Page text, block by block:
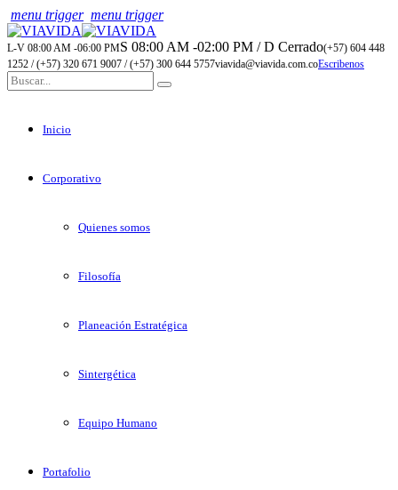
menu trigger menu trigger
L-V 08:00 AM -06:00 PMS 08:00 AM -02:00 PM / D Cerrado(+57) 604 448
1252 / (+57) 320 671 9007 / (+57) 300 644 5757viavida@viavida.com.coEscribenos
Inicio
Corporativo
Quienes somos
Filosofía
Planeación Estratégica
Sintergética
Equipo Humano
Portafolio